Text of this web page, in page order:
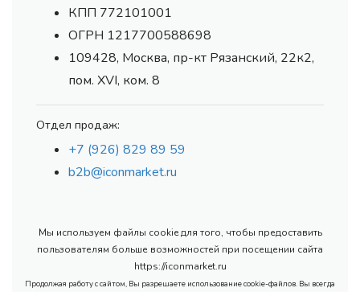
КПП 772101001
ОГРН 1217700588698
109428, Москва, пр-кт Рязанский, 22к2,
пом. XVI, ком. 8
Отдел продаж:
+7 (926) 829 89 59
b2b@iconmarket.ru
Мы используем файлы cookie для того, чтобы предоставить
пользователям больше возможностей при посещении сайта
https://iconmarket.ru
Продолжая работу с сайтом, Вы разрешаете использование cookie-файлов. Вы всегда